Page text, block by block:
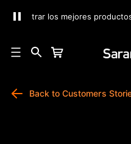
productos.MÁS
Back to Customers